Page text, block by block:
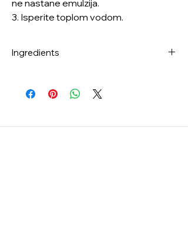
ne nastane emulzija.
3. Isperite toplom vodom.
Ingredients
Tetraoleate, Macadamia Ternifolia Seed
Oil, Olea Europaea (Olive) Fruit Oil, Vitis